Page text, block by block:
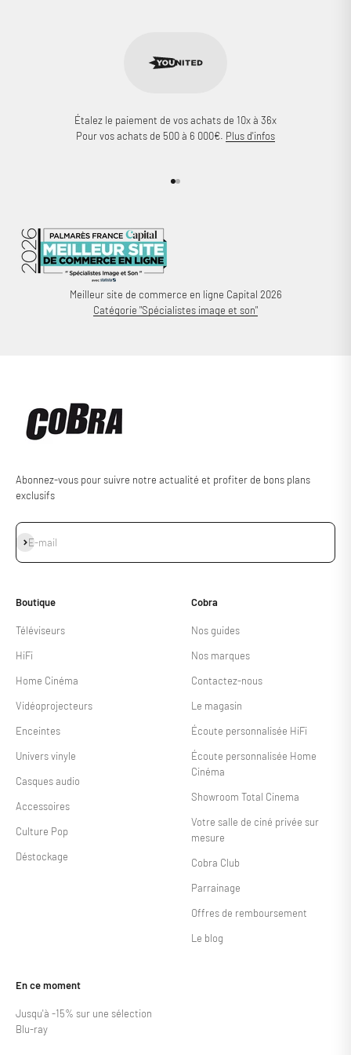
Étalez le paiement de vos achats de 10x à 36x
Pour vos achats de 500 à 6 000€. Plus d'infos
Aller à l'élément 1
Aller à l'élément 2
Meilleur site de commerce en ligne Capital 2026
Catégorie "Spécialistes image et son"
Abonnez-vous pour suivre notre actualité et profiter de bons plans
exclusifs
E-mail
S'inscrire
Boutique
Téléviseurs
HiFi
Home Cinéma
Vidéoprojecteurs
Enceintes
Univers vinyle
Casques audio
Accessoires
Culture Pop
Déstockage
Cobra
Nos guides
Nos marques
Contactez-nous
Le magasin
Écoute personnalisée HiFi
Écoute personnalisée Home
Cinéma
Showroom Total Cinema
Votre salle de ciné privée sur
mesure
Cobra Club
Parrainage
Offres de remboursement
Le blog
En ce moment
Jusqu'à -15% sur une sélection
Blu-ray